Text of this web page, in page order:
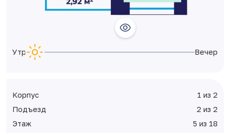
Утро Вечер
Корпус
1 из 2
Подъезд
2 из 2
Этаж
5 из 18